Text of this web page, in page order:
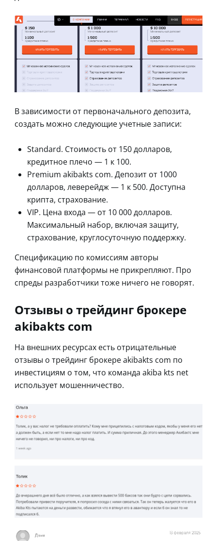
В зависимости от первоначального депозита,
создать можно следующие учетные записи:
Standard. Стоимость от 150 долларов,
кредитное плечо — 1 к 100.
Premium akibakts com. Депозит от 1000
долларов, леверейдж — 1 к 500. Доступна
крипта, страхование.
VIP. Цена входа — от 10 000 долларов.
Максимальный набор, включая защиту,
страхование, круглосуточную поддержку.
Спецификацию по комиссиям авторы
финансовой платформы не прикрепляют. Про
спреды разработчики тоже ничего не говорят.
Отзывы о трейдинг брокере
akibakts com
На внешних ресурсах есть отрицательные
отзывы о трейдинг брокере akibakts com по
инвестициям о том, что команда akiba kts net
использует мошенничество.